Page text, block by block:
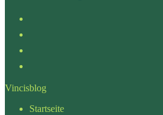
Vincisblog
Startseite